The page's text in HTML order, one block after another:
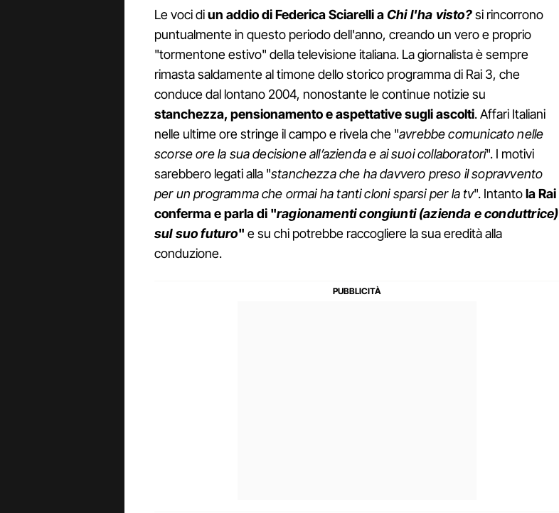
Le voci diun addio di Federica Sciarelli aChi l'ha visto?si rincorrono
puntualmente in questo periodo dell'anno, creando un vero e proprio
"tormentone estivo" della televisione italiana. La giornalista è sempre
rimasta saldamente al timone dello storico programma di Rai 3, che
conduce dal lontano 2004, nonostante le continue notizie su
stanchezza, pensionamento e aspettative sugli ascolti. Affari Italiani
nelle ultime ore stringe il campo e rivela che "avrebbe comunicato nelle
scorse ore la sua decisione all’azienda e ai suoi collaboratori". I motivi
sarebbero legati alla "stanchezza che ha davvero preso il sopravvento
per un programma che ormai ha tanti cloni sparsi per la tv". Intantola Rai
conferma e parla di "ragionamenti congiunti (azienda e conduttrice)
sul suo futuro" e su chi potrebbe raccogliere la sua eredità alla
conduzione.